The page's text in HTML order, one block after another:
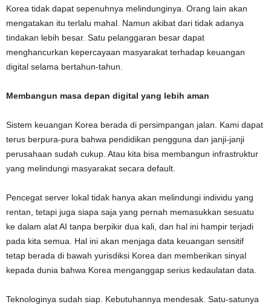
Korea tidak dapat sepenuhnya melindunginya. Orang lain akan
mengatakan itu terlalu mahal. Namun akibat dari tidak adanya
tindakan lebih besar. Satu pelanggaran besar dapat
menghancurkan kepercayaan masyarakat terhadap keuangan
digital selama bertahun-tahun.
Membangun masa depan digital yang lebih aman
Sistem keuangan Korea berada di persimpangan jalan. Kami dapat
terus berpura-pura bahwa pendidikan pengguna dan janji-janji
perusahaan sudah cukup. Atau kita bisa membangun infrastruktur
yang melindungi masyarakat secara default.
Pencegat server lokal tidak hanya akan melindungi individu yang
rentan, tetapi juga siapa saja yang pernah memasukkan sesuatu
ke dalam alat AI tanpa berpikir dua kali, dan hal ini hampir terjadi
pada kita semua. Hal ini akan menjaga data keuangan sensitif
tetap berada di bawah yurisdiksi Korea dan memberikan sinyal
kepada dunia bahwa Korea menganggap serius kedaulatan data.
Teknologinya sudah siap. Kebutuhannya mendesak. Satu-satunya